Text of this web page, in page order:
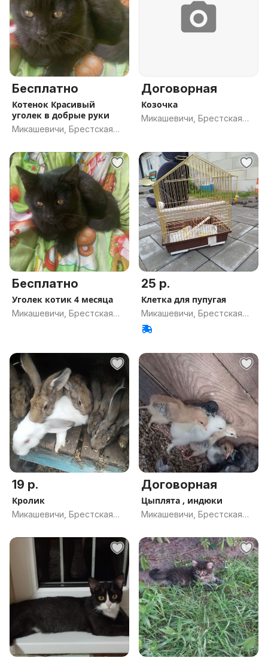
Бесплатно
Котенок Красивый
уголек в добрые руки
Микашевичи, Брестская
Договорная
Козочка
Микашевичи, Брестская
Бесплатно
Уголек котик 4 месяца
Микашевичи, Брестская
25 р.
Клетка для пупугая
Микашевичи, Брестская
обл.
19 р.
Кролик
Микашевичи, Брестская
Договорная
Цыплята , индюки
Микашевичи, Брестская